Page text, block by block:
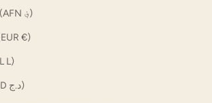
Afghanistan (AFN ؋)
Ålandinseln (EUR €)
Albanien (ALL L)
Algerien (DZD د.ج)